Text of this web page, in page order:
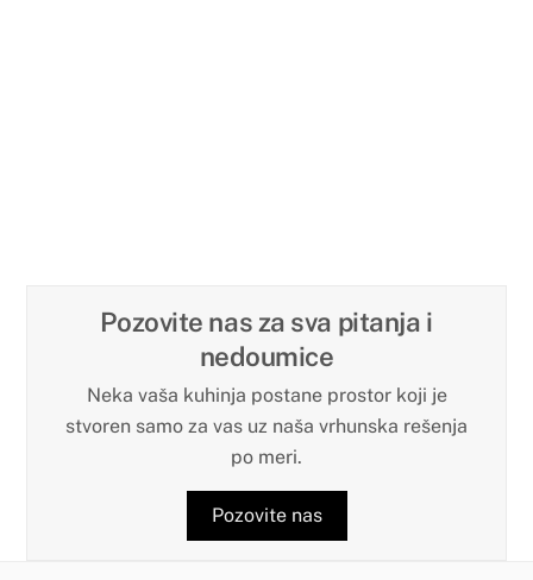
Pozovite nas za sva pitanja i
nedoumice
Neka vaša kuhinja postane prostor koji je
stvoren samo za vas uz naša vrhunska rešenja
po meri.
Pozovite nas